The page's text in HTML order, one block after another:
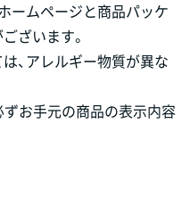
ームページと商品パッケ
ざいます。
、アレルギー物質が異な
ずお手元の商品の表示内容